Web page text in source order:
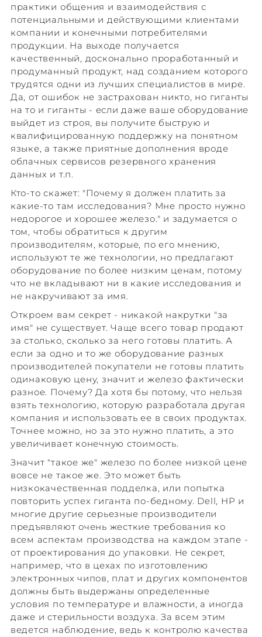
практики общения и взаимодействия с
потенциальными и действующими клиентами
компании и конечными потребителями
продукции. На выходе получается
качественный, досконально проработанный и
продуманный продукт, над созданием которого
трудятся одни из лучших специалистов в мире.
Да, от ошибок не застрахован никто, но гиганты
на то и гиганты - если даже ваше оборудование
выйдет из строя, вы получите быструю и
квалифицированную поддержку на понятном
языке, а также приятные дополнения вроде
облачных сервисов резервного хранения
данных и т.п.
Кто-то скажет: "Почему я должен платить за
какие-то там исследования? Мне просто нужно
недорогое и хорошее железо." и задумается о
том, чтобы обратиться к другим
производителям, которые, по его мнению,
используют те же технологии, но предлагают
оборудование по более низким ценам, потому
что не вкладывают ни в какие исследования и
не накручивают за имя.
Откроем вам секрет - никакой накрутки "за
имя" не существует. Чаще всего товар продают
за столько, сколько за него готовы платить. А
если за одно и то же оборудование разных
производителей покупатели не готовы платить
одинаковую цену, значит и железо фактически
разное. Почему? Да хотя бы потому, что нельзя
взять технологию, которую разработала другая
компания и использовать ее в своих продуктах.
Точнее можно, но за это нужно платить, а это
увеличивает конечную стоимость.
Значит "такое же" железо по более низкой цене
вовсе не такое же. Это может быть
низкокачественная подделка, или попытка
повторить успех гиганта по-бедному. Dell, HP и
многие другие серьезные производители
предъявляют очень жесткие требования ко
всем аспектам производства на каждом этапе -
от проектирования до упаковки. Не секрет,
например, что в цехах по изготовлению
электронных чипов, плат и других компонентов
должны быть выдержаны определенные
условия по температуре и влажности, а иногда
даже и стерильности воздуха. За всем этим
ведется наблюдение, ведь к контролю качества